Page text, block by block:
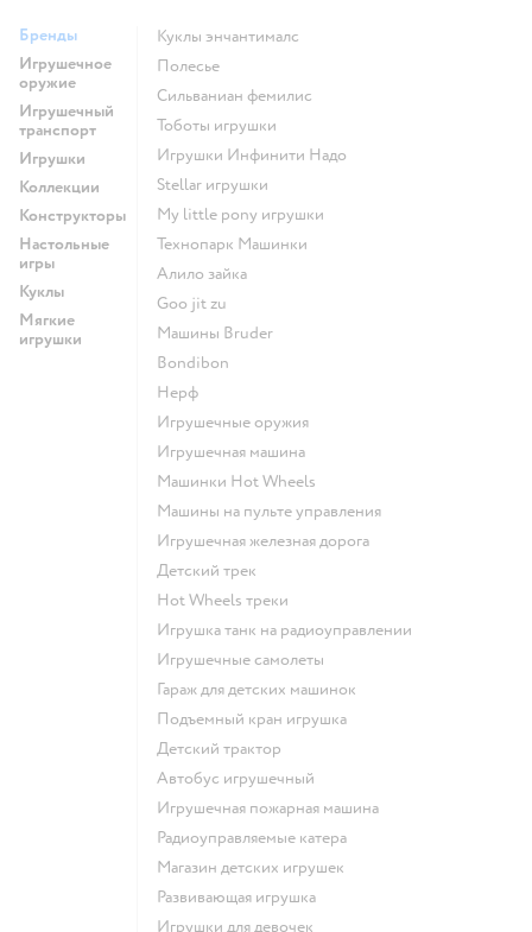
Бренды
Игрушечное
оружие
Игрушечный
транспорт
Игрушки
Коллекции
Конструкторы
Настольные
игры
Куклы
Мягкие
игрушки
Куклы энчантималс
Полесье
Сильваниан фемилис
Тоботы игрушки
Игрушки Инфинити Надо
Stellar игрушки
my little pony игрушки
Технопарк Машинки
Алило зайка
Goo jit zu
Машины Bruder
Bondibon
Нерф
Игрушечные оружия
Игрушечная машина
Машинки Hot Wheels
Машины на пульте управления
Игрушечная железная дорога
Детский трек
Hot Wheels треки
Игрушка танк на радиоуправлении
Игрушечные самолеты
Гараж для детских машинок
Подъемный кран игрушка
Детский трактор
Автобус игрушечный
Игрушечная пожарная машина
Радиоуправляемые катера
Магазин детских игрушек
Развивающая игрушка
Игрушки для девочек